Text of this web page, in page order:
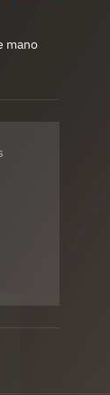
mano